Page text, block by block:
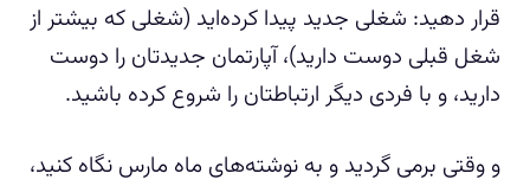
قرار دهید: شغلی جدید پیدا کرده‌اید (شغلی که بیشتر از
شغل قبلی دوست دارید)، آپارتمان جدیدتان را دوست
دارید، و با فردی دیگر ارتباطتان را شروع کرده باشید.
و وقتی برمی گردید و به نوشته‌های ماه مارس نگاه کنید،